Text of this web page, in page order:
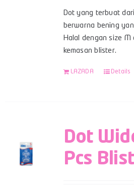
Dot yang terbuat
berwarna bening
Halal dengan size M
kemasan blister.
LAZADA Details
Dot
Pcs